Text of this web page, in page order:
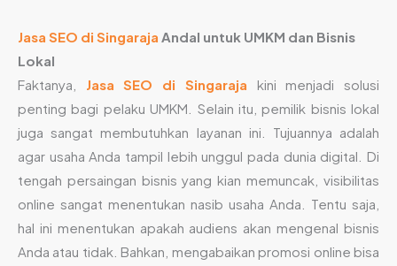
Jasa SEO di Singaraja Andal untuk UMKM dan Bisnis
Lokal
Faktanya, Jasa SEO di Singaraja kini menjadi solusi
penting bagi pelaku UMKM. Selain itu, pemilik bisnis lokal
juga sangat membutuhkan layanan ini. Tujuannya adalah
agar usaha Anda tampil lebih unggul pada dunia digital. Di
tengah persaingan bisnis yang kian memuncak, visibilitas
online sangat menentukan nasib usaha Anda. Tentu saja,
hal ini menentukan apakah audiens akan mengenal bisnis
Anda atau tidak. Bahkan, mengabaikan promosi online bisa